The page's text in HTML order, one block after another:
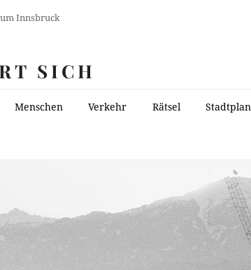
Innsbruck
SICH
Menschen Verkehr Rätsel Stadtplan